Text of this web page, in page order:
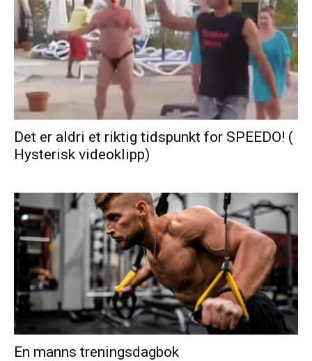
Det er aldri et riktig tidspunkt for SPEEDO! (
Hysterisk videoklipp)
En manns treningsdagbok